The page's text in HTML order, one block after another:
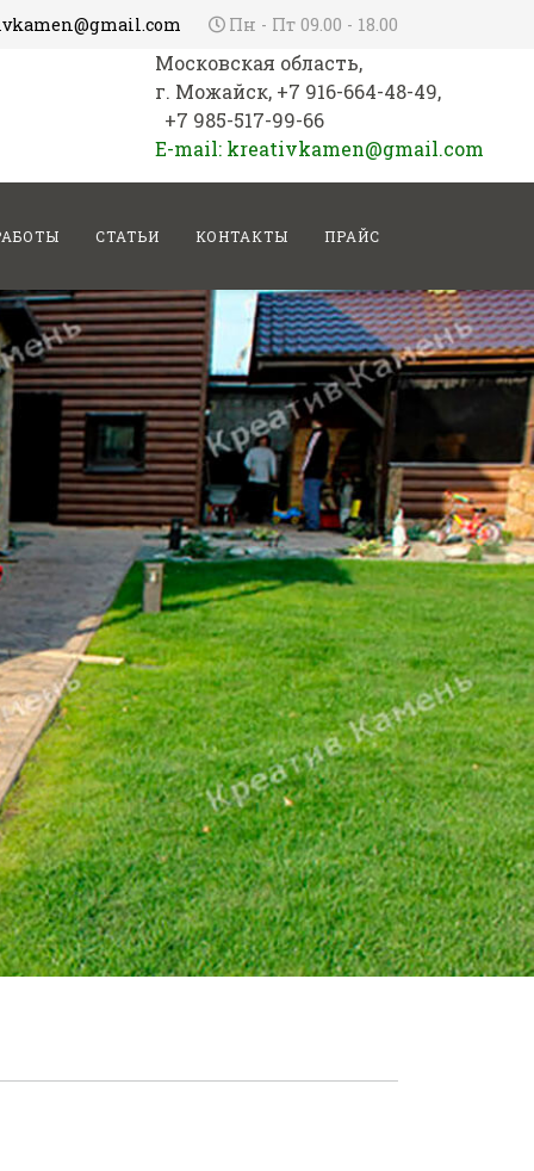
Пн - Пт 09.00 - 18.00
Московская область,
г. Можайск, +7 916-664-48-49,
+7 985-517-99-66
E-mail: kreativkamen@gmail.com
СТАТЬИ КОНТАКТЫ ПРАЙС